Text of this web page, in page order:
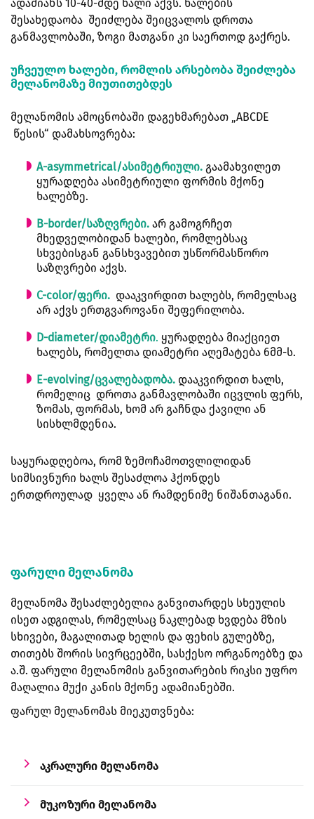
ადამიანს 10-40-მდე ხალი აქვს. ხალების
შესახედაობა შეიძლება შეიცვალოს დროთა
განმავლობაში, ზოგი მათგანი კი საერთოდ გაქრეს.
უჩვეულო ხალები, რომლის არსებობა შეიძლება
მელანომაზე მიუთითებდეს
მელანომის ამოცნობაში დაგეხმარებათ „ABCDE
წესის“ დამახსოვრება:
A-asymmetrical/ასიმეტრიული. გაამახვილეთ
ყურადღება ასიმეტრიული ფორმის მქონე
ხალებზე.
B-border/საზღვრები. არ გამოგრჩეთ
მხედველობიდან ხალები, რომლებსაც
სხვებისგან განსხვავებით უსწორმასწორო
საზღვრები აქვს.
C-color/ფერი. დააკვირდით ხალებს, რომელსაც
არ აქვს ერთგვაროვანი შეფერილობა.
D-diameter/დიამეტრი. ყურადღება მიაქციეთ
ხალებს, რომელთა დიამეტრი აღემატება 6მმ-ს.
E-evolving/ცვალებადობა. დააკვირდით ხალს,
რომელიც დროთა განმავლობაში იცვლის ფერს,
ზომას, ფორმას, ხომ არ გაჩნდა ქავილი ან
სისხლმდენია.
საყურადღებოა, რომ ზემოჩამოთვლილიდან
სიმსივნური ხალს შესაძლოა ჰქონდეს
ერთდროულად ყველა ან რამდენიმე ნიშანთაგანი.
ფარული მელანომა
მელანომა შესაძლებელია განვითარდეს სხეულის
ისეთ ადგილას, რომელსაც ნაკლებად ხვდება მზის
სხივები, მაგალითად ხელის და ფეხის გულებზე,
თითებს შორის სივრცეებში, სასქესო ორგანოებზე და
ა.შ. ფარული მელანომის განვითარების რიკსი უფრო
მაღალია მუქი კანის მქონე ადამიანებში.
ფარულ მელანომას მიეკუთვნება:
აკრალური მელანომა
მუკოზური მელანომა